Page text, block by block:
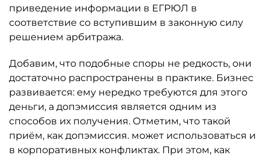
приведение информации в ЕГРЮЛ в
соответствие со вступившим в законную силу
решением арбитража.
Добавим, что подобные споры не редкость, они
достаточно распространены в практике. Бизнес
развивается: ему нередко требуются для этого
деньги, а допэмиссия является одним из
способов их получения. Отметим, что такой
приём, как допэмиссия. может использоваться и
в корпоративных конфликтах. При этом, как